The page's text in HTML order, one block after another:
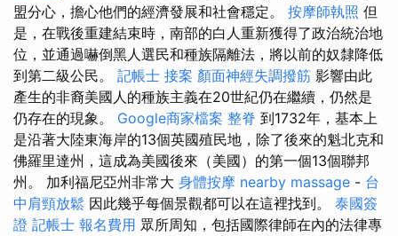
盟分心，擔心他們的經濟發展和社會穩定。 按摩師執照 但
是，在戰後重建結束時，南部的白人重新獲得了政治統治地
位，並通過嚇倒黑人選民和種族隔離法，將以前的奴隸降低
到第二級公民。 記帳士 接案 顏面神經失調撥筋 影響由此
產生的非裔美國人的種族主義在20世紀仍在繼續，仍然是
仍存在的現象。 Google商家檔案 整脊 到1732年，基本上
是沿著大陸東海岸的13個英國殖民地，除了後來的魁北克和
佛羅里達州，這成為美國後來（美國）的第一個13個聯邦
州。 加利福尼亞州非常大 身體按摩 nearby massage - 台
中肩頸放鬆 因此幾乎每個景觀都可以在這裡找到。 泰國簽
證 記帳士 報名費用 眾所周知，包括國際律師在內的法律專